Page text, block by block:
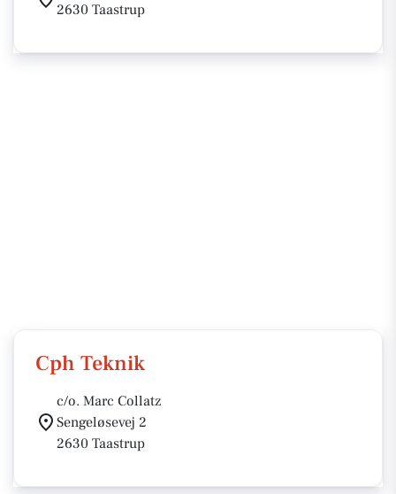
2630 Taastrup
Cph Teknik
c/o. Marc Collatz
Sengeløsevej 2
2630 Taastrup